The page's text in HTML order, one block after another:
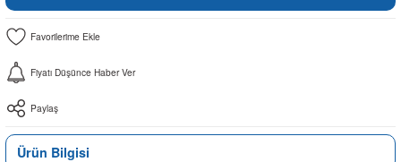
Fiyatı Düşünce Haber Ver
Paylaş
Ürün Bilgisi